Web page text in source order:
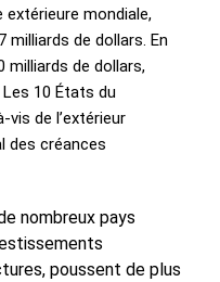
mondiale,
milliards de dollars. En
milliards de dollars,
10 États du
de l’extérieur
des créances
nombreux pays
poussent de plus